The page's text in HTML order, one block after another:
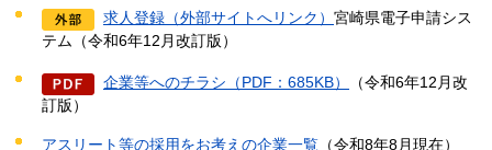
求人登録（外部サイトへリンク） 宮崎県電子申請シス
テム（令和6年12月改訂版）
企業等へのチラシ（PDF：685KB）
（令和6年12月改
訂版）
アスリート等の採用をお考えの企業一覧 （令和8年8月現在）